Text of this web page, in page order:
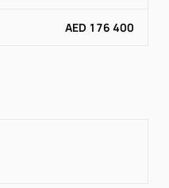
AED 176 400